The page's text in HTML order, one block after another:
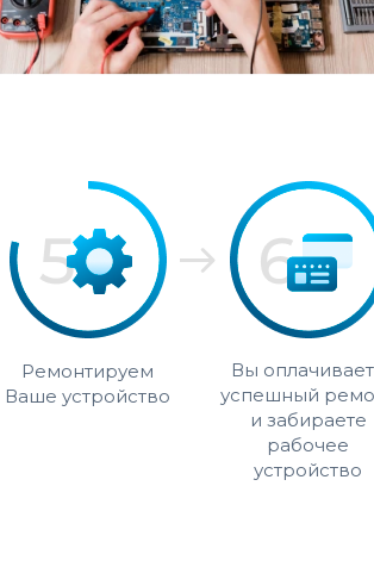
Ремонтируем
Ваше устройство
Вы
успешный
и забираете
рабочее
устройство